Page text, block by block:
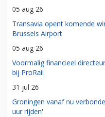
05 aug 26
Transavia opent komende
Brussels Airport
05 aug 26
Voormalig financieel
bij ProRail
31 jul 26
Groningen vanaf nu
uur rijden'